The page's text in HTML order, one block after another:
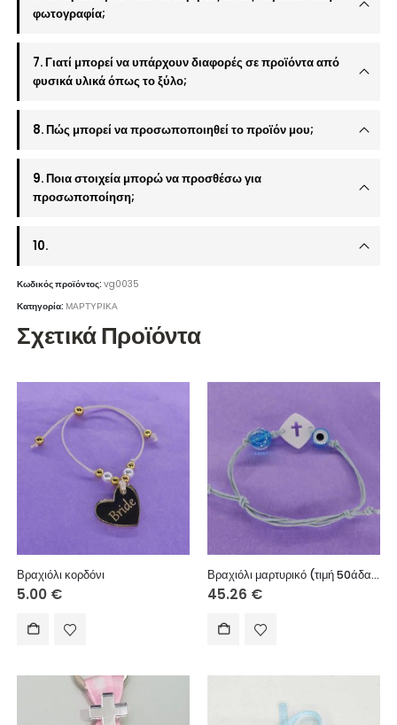
φωτογραφία;
7. Γιατί μπορεί να υπάρχουν διαφορές σε προϊόντα από
φυσικά υλικά όπως το ξύλο;
8. Πώς μπορεί να προσωποποιηθεί το προϊόν μου;
9. Ποια στοιχεία μπορώ να προσθέσω για
προσωποποίηση;
10.
Κωδικός προϊόντος:vg0035
Κατηγορία:ΜΑΡΤΥΡΙΚΑ
Σχετικά Προϊόντα
Βραχιόλι κορδόνι
5.00 €
Βραχιόλι μαρτυρικό (τιμή 50άδας)
45.26 €